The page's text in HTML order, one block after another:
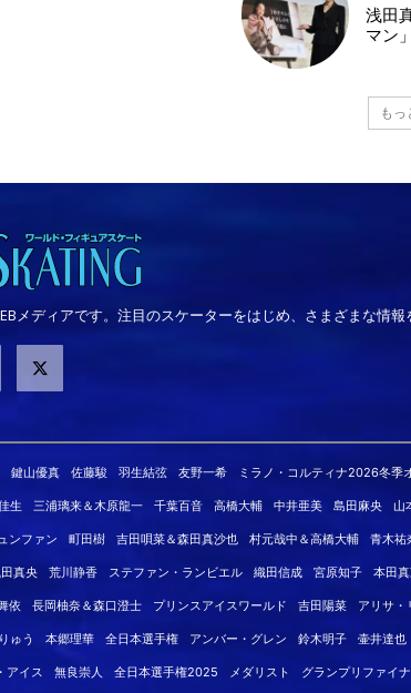
浅田
マン
もっ
メディアです。注目のスケーターをはじめ、さまざまな情報
鍵山優真 佐藤駿 羽生結弦 友野一希 ミラノ・コルティナ2026冬季
生 三浦璃来＆木原龍一 千葉百音 高橋大輔 中井亜美 島田麻央 山
ンファン 町田樹 吉田唄菜＆森田真沙也 村元哉中＆高橋大輔 青木祐
真央 荒川静香 ステファン・ランビエル 織田信成 宮原知子 本田
依 長岡柚奈＆森口澄士 プリンスアイスワールド 吉田陽菜 アリサ・
ゅう 本郷理華 全日本選手権 アンバー・グレン 鈴木明子 壷井達也
アイス 無良崇人 全日本選手権2025 メダリスト グランプリファイ